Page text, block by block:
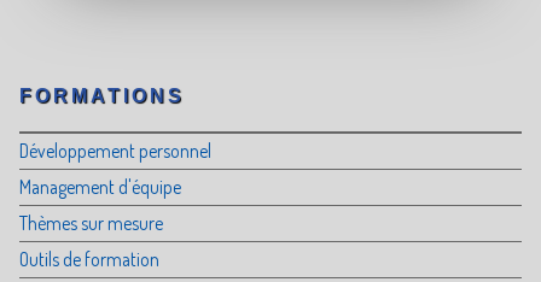
FORMATIONS
Développement personnel
Management d'équipe
Thèmes sur mesure
Outils de formation